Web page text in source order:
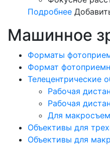
Подробнее
Машинное
Форматы
Формат
Телецентрические
Рабочая
Рабочая
Для
Объективы для
Объективы для